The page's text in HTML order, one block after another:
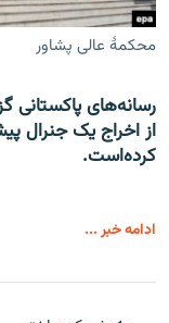
محکمۀ عالی پشاور
رسانه‌های پاکستانی
از اخراج یک جنرال
کرده‌است.
ادامه خبر ...